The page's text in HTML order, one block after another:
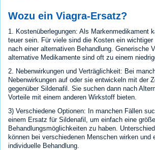
Wozu ein Viagra-Ersatz?
1. Kostenüberlegungen: Als Markenmedikament
teuer sein. Für viele sind die Kosten ein
nach einer alternativen Behandlung. Generische
alternative Medikamente sind oft zu einem
2. Nebenwirkungen und Verträglichkeit: Bei
Nebenwirkungen auf oder sie entwickeln mit der
gegenüber Sildenafil. Sie suchen dann nach
Vorteile mit einem anderen Wirkstoff bieten.
3) Verschiedene Optionen: In manchen Fällen
einem Ersatz für Sildenafil, um einfach eine
Behandlungsmöglichkeiten zu haben.
können bei verschiedenen Menschen wirken und
individuelle Behandlung.